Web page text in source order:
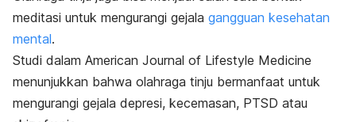
meditasi untuk mengurangi gejala gangguan kesehatan
mental.
Studi dalam American Journal of Lifestyle Medicine
menunjukkan bahwa olahraga tinju bermanfaat untuk
mengurangi gejala depresi, kecemasan, PTSD atau